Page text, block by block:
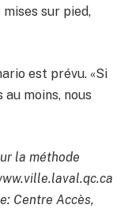
sur pied,
est prévu. «Si
au moins, nous
la méthode
Centre Accès,